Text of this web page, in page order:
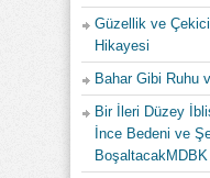
Güzellik ve
Hikayesi
Bahar Gibi Ruhu
Bir İleri Düzey
İnce Bedeni ve
BoşaltacakMDBK